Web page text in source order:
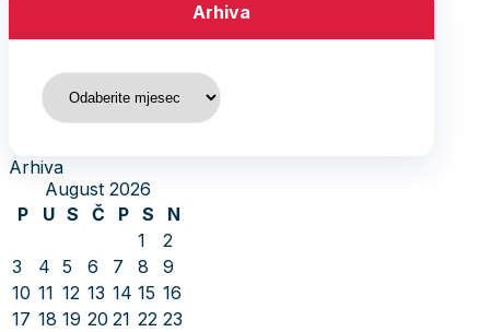
Arhiva
Arhiva
Arhiva
August 2026
P
U S Č P S
N
1
2
3
4 5 6 7 8
9
10 11 12 13 14 15 16
17 18 19 20 21 22 23